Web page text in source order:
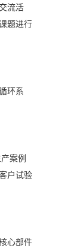
流活
题进行
环系
案例
户试验
心部件